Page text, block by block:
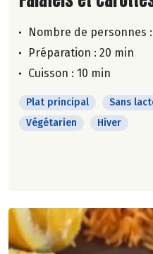
Nombre de personnes :
Préparation : 20 min
Cuisson : 10 min
Plat principal Sans
Végétarien
Hiver